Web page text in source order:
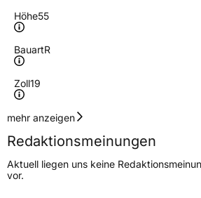
Höhe55
BauartR
Zoll19
Geschwindigkeitsindex
Höchstgeschwindigkeit
190 km/h
Lastindex111
mehr anzeigen
Redaktionsmeinungen
Aktuell liegen uns keine
vor.